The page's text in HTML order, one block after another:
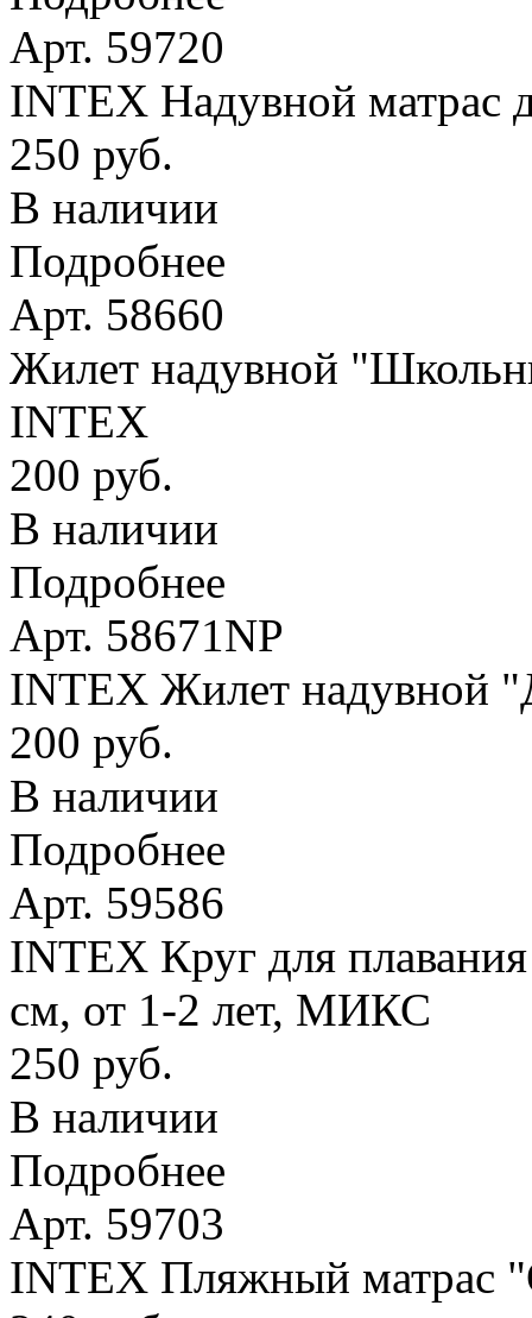
Арт. 59720
INTEX Надувной матрас
250 руб.
В наличии
Подробнее
Арт. 58660
Жилет надувной
INTEX
200 руб.
В наличии
Подробнее
Арт. 58671NP
INTEX Жилет надувной
200 руб.
В наличии
Подробнее
Арт. 59586
INTEX Круг для
см, от 1-2 лет, МИКС
250 руб.
В наличии
Подробнее
Арт. 59703
INTEX Пляжный